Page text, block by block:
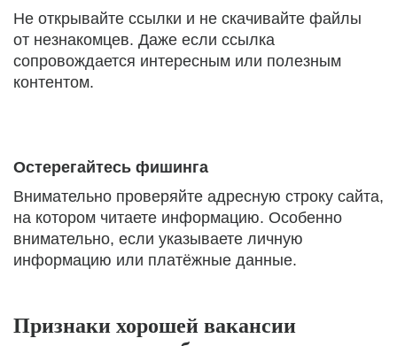
Не открывайте ссылки и не скачивайте файлы
от незнакомцев. Даже если ссылка
сопровождается интересным или полезным
контентом.
Остерегайтесь фишинга
Внимательно проверяйте адресную строку сайта,
на котором читаете информацию. Особенно
внимательно, если указываете личную
информацию или платёжные данные.
Признаки хорошей вакансии